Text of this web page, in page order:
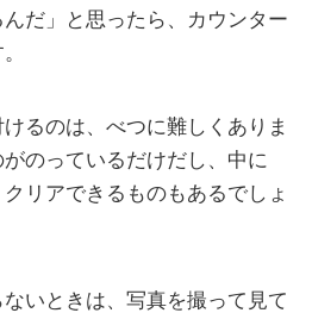
だ」と思ったら、カウンター
るのは、べつに難しくありま
のっているだけだし、中に
リアできるものもあるでしょ
いときは、写真を撮って見て